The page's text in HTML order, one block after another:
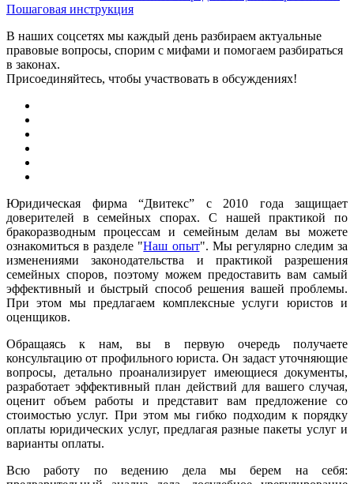
Пошаговая инструкция
В наших соцсетях мы каждый день разбираем актуальные
правовые вопросы, спорим с мифами и помогаем разбираться
в законах.
Присоединяйтесь, чтобы участвовать в обсуждениях!
Юридическая фирма “Двитекс” с 2010 года защищает
доверителей в семейных спорах. С нашей практикой по
бракоразводным процессам и семейным делам вы можете
ознакомиться в разделе "Наш опыт". Мы регулярно следим за
изменениями законодательства и практикой разрешения
семейных споров, поэтому можем предоставить вам самый
эффективный и быстрый способ решения вашей проблемы.
При этом мы предлагаем комплексные услуги юристов и
оценщиков.
Обращаясь к нам, вы в первую очередь получаете
консультацию от профильного юриста. Он задаст уточняющие
вопросы, детально проанализирует имеющиеся документы,
разработает эффективный план действий для вашего случая,
оценит объем работы и представит вам предложение со
стоимостью услуг. При этом мы гибко подходим к порядку
оплаты юридических услуг, предлагая разные пакеты услуг и
варианты оплаты.
Всю работу по ведению дела мы берем на себя: